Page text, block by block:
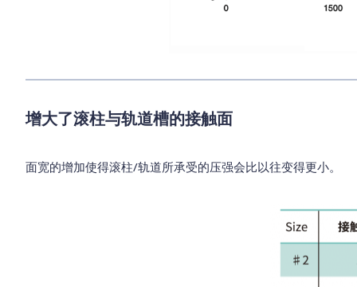
增大了滚柱与轨道槽的接触面
面宽的增加使得滚柱/轨道所承受的压强会比以往变得更小。